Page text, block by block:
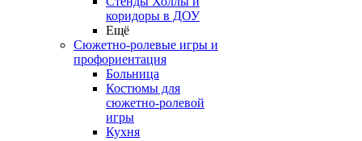
коридоры в ДОУ
Ещё
Сюжетно-ролевые игры и
профориентация
Больница
Костюмы для
сюжетно-ролевой
игры
Кухня